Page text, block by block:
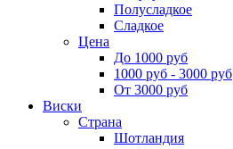
Полусладкое
Сладкое
Цена
До 1000 руб
1000 руб - 3000 руб
От 3000 руб
Виски
Страна
Шотландия